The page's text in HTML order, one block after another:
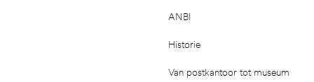
ANBI
Historie
Van postkantoor tot museum